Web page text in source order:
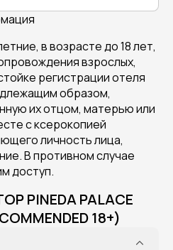
в возрасте до 18 лет,
взрослых,
регистрации отеля
образом,
их отцом, матерью или
с ксерокопией
личность лица,
В противном случае
доступ.
PINEDA PALACE
18+)